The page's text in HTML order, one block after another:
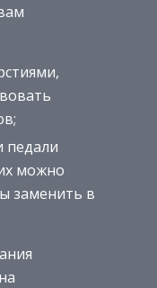
педали
можно
заменить в